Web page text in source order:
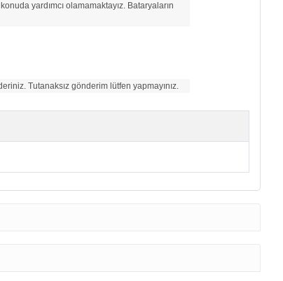
yardımcı olamamaktayız. Bataryaların
Tutanaksız gönderim lütfen yapmayınız.